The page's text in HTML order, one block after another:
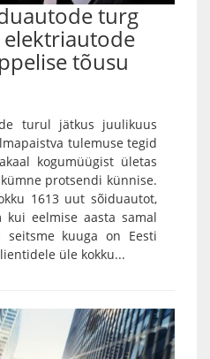
turg
elektriautode
tõusu
turul jätkus juulikuus
tulemuse tegid
kogumüügist ületas
protsendi künnise.
1613 uut sõiduautot,
kui eelmise aasta samal
seitsme kuuga on Eesti
üle kokku...